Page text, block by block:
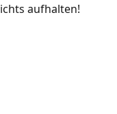
aufhalten!